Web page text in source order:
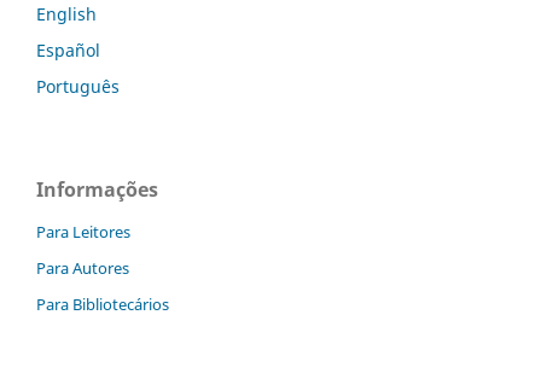
English
Español
Português
Informações
Para Leitores
Para Autores
Para Bibliotecários